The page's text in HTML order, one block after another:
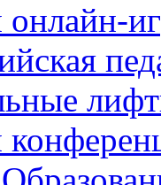
онлайн-